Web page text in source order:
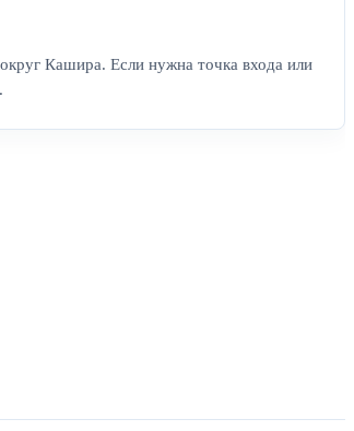
Кашира. Если нужна точка входа или